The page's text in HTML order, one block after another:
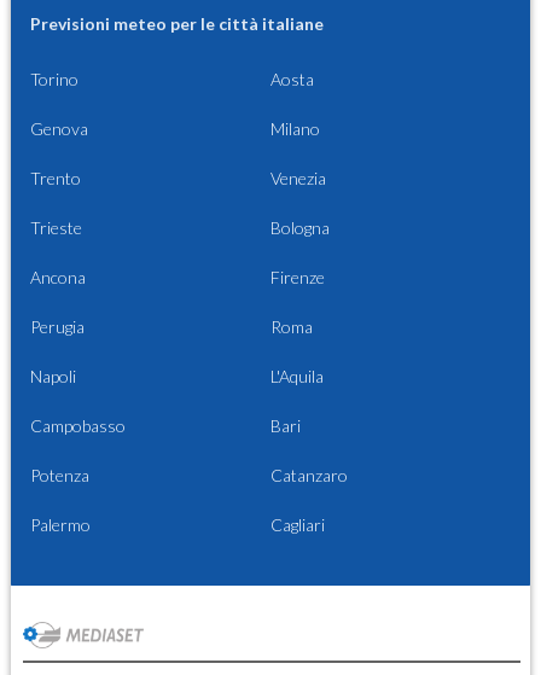
Previsioni meteo per le città italiane
Torino Aosta
Genova Milano
Trento Venezia
Trieste Bologna
Ancona Firenze
Perugia Roma
Napoli L'Aquila
Campobasso Bari
Potenza Catanzaro
Palermo Cagliari